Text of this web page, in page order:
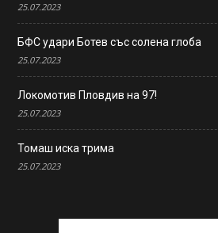
25.07.2023
БФС удари Ботев със солена глоба
25.07.2023
Локомотив Пловдив на 97!
25.07.2023
Томаш иска трима
25.07.2023